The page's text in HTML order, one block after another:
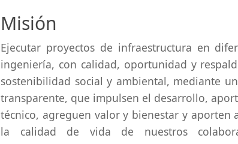
Misión
Ejecutar proyectos de infraestructura en
ingeniería, con calidad, oportunidad y
sostenibilidad social y ambiental, mediante
transparente, que impulsen el desarrollo,
técnico, agreguen valor y bienestar y aporten
la calidad de vida de nuestros